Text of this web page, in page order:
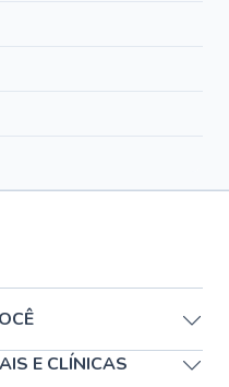
E CLÍNICAS